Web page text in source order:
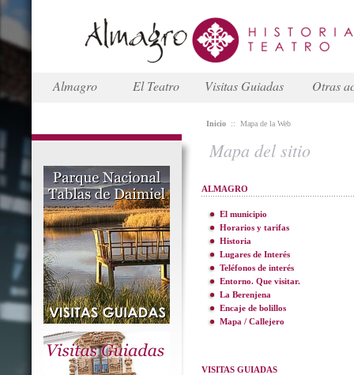
Almagro El Teatro Visitas Guiadas Otras
Inicio :: Mapa de la Web
Mapa del sitio
ALMAGRO
El municipio
Horarios y tarifas
Historia
Lugares de Interés
Teléfonos de interés
Entorno. Que visitar.
La Berenjena
Encaje de bolillos
Mapa / Callejero
VISITAS GUIADAS